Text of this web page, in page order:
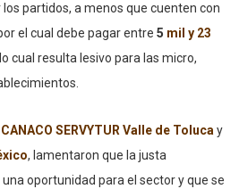
partidos, a menos que cuenten con
el cual debe pagar entre 5 mil y 23
cual resulta lesivo para las micro,
CANACO SERVYTUR Valle de Tolucay
, lamentaron que la justa
oportunidad para el sector y que se